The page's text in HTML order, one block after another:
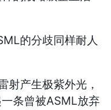
的分歧同样耐人
产生极紫外光，
条曾被ASML放弃